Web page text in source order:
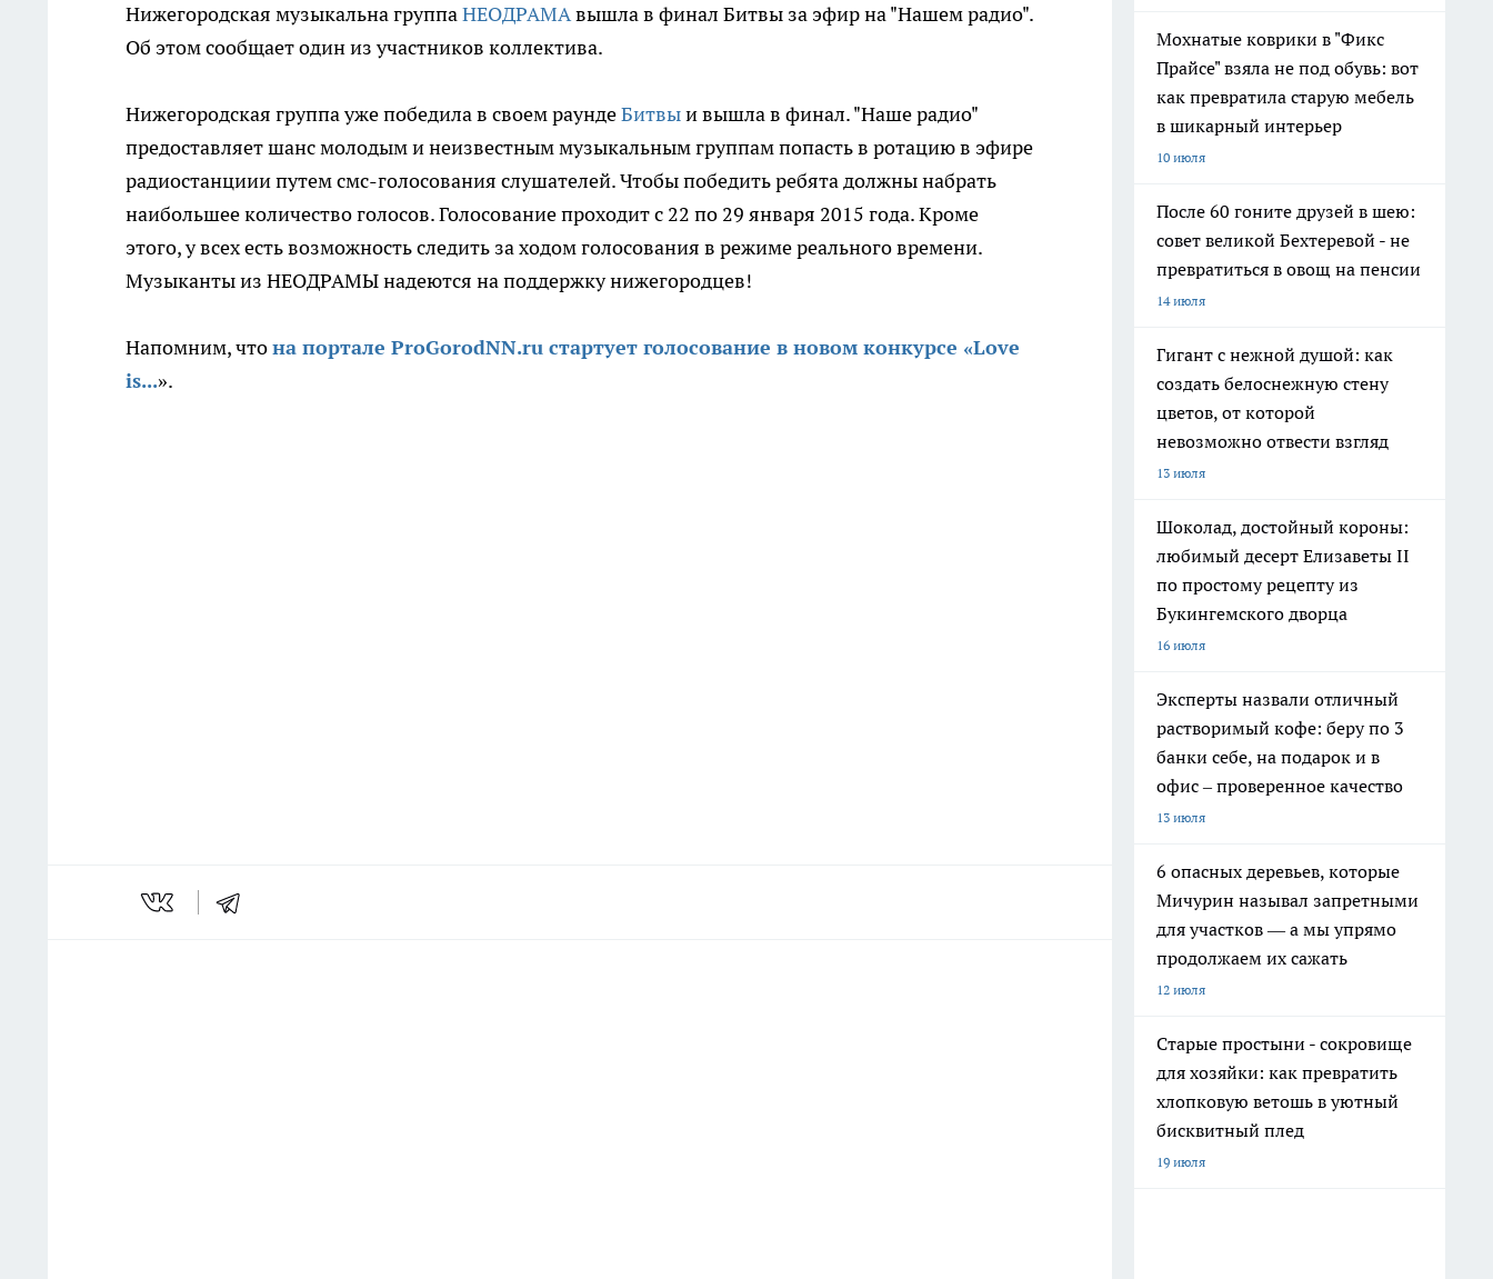
Нижегородская музыкальна группаНЕОДРАМАвышла в финал Битвы за эфир на "Нашем радио".
Об этом сообщает один из участников коллектива.
Нижегородская группа уже победила в своем раундеБитвыи вышла в финал. "Наше радио"
предоставляет шанс молодым и неизвестным музыкальным группам попасть в ротацию в эфире
радиостанциии путем смс-голосования слушателей. Чтобы победить ребята должны набрать
наибольшее количество голосов. Голосование проходит с 22 по 29 января 2015 года. Кроме
этого, у всех есть возможность следить за ходом голосования в режиме реального времени.
Музыканты из НЕОДРАМЫ надеются на поддержку нижегородцев!
Напомним, чтона портале ProGorodNN.ru стартует голосование в новом конкурсе «Love
is...».
Мохнатые коврики в "Фикс
Прайсе" взяла не под обувь: вот
как превратила старую мебель
в шикарный интерьер
10 июля
После 60 гоните друзей в шею:
совет великой Бехтеревой - не
превратиться в овощ на пенсии
14 июля
Гигант с нежной душой: как
создать белоснежную стену
цветов, от которой
невозможно отвести взгляд
13 июля
Шоколад, достойный короны:
любимый десерт Елизаветы II
по простому рецепту из
Букингемского дворца
16 июля
Эксперты назвали отличный
растворимый кофе: беру по 3
банки себе, на подарок и в
офис – проверенное качество
13 июля
6 опасных деревьев, которые
Мичурин называл запретными
для участков — а мы упрямо
продолжаем их сажать
12 июля
Старые простыни - сокровище
для хозяйки: как превратить
хлопковую ветошь в уютный
бисквитный плед
19 июля